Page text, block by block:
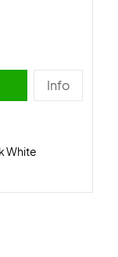
Info
White